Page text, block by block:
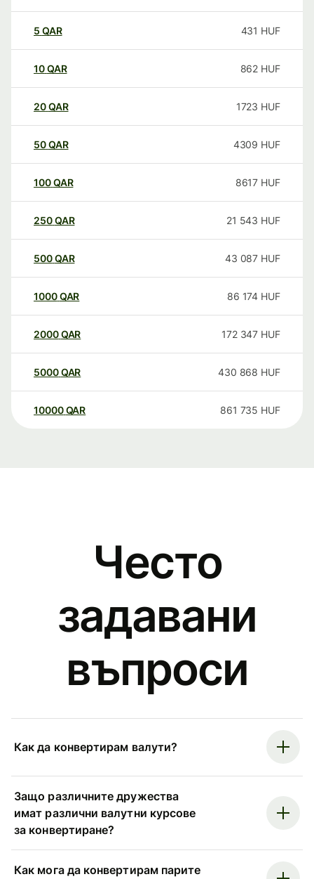
5 QAR 431 HUF
10QAR 862 HUF
20QAR 1723 HUF
50QAR 4309 HUF
100QAR 8617 HUF
250QAR 21 543 HUF
500QAR 43 087 HUF
1000QAR 86 174 HUF
2000QAR 172 347 HUF
5000QAR 430 868 HUF
10000 QAR 861 735 HUF
Често
задавани
въпроси
Как да конвертирам валути?
Защо различните дружества
имат различни валутни курсове
за конвертиране?
Как мога да конвертирам парите